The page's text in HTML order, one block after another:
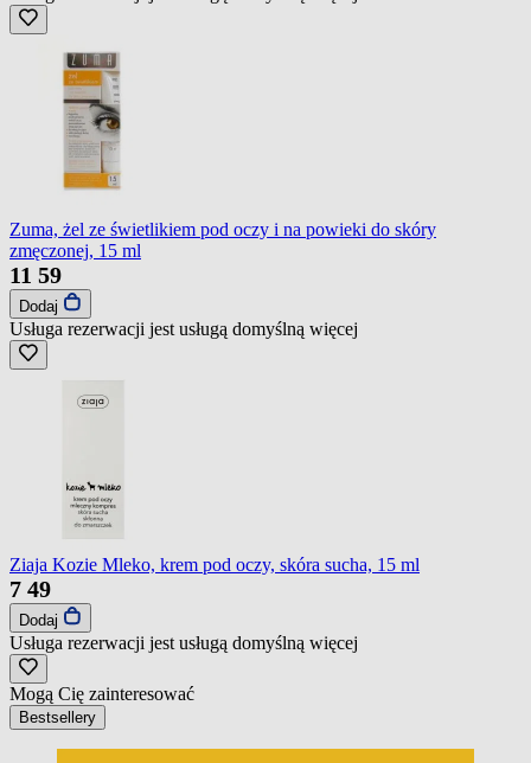
Zuma, żel ze świetlikiem pod oczy i na powieki do skóry
zmęczonej, 15 ml
11 59
Dodaj
Usługa rezerwacji jest usługą domyślną więcej
Ziaja Kozie Mleko, krem pod oczy, skóra sucha, 15 ml
7 49
Dodaj
Usługa rezerwacji jest usługą domyślną więcej
Mogą Cię zainteresować
Bestsellery